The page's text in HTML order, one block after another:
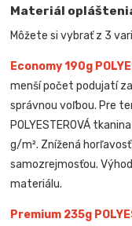
Materiál
Môžete si vybrať z 3
Economy 190g
menší počet podujatí
správnou voľbou. Pre
POLYESTEROVÁ
g/m². Znížená
samozrejmosťou.
materiálu.
Premium 235g